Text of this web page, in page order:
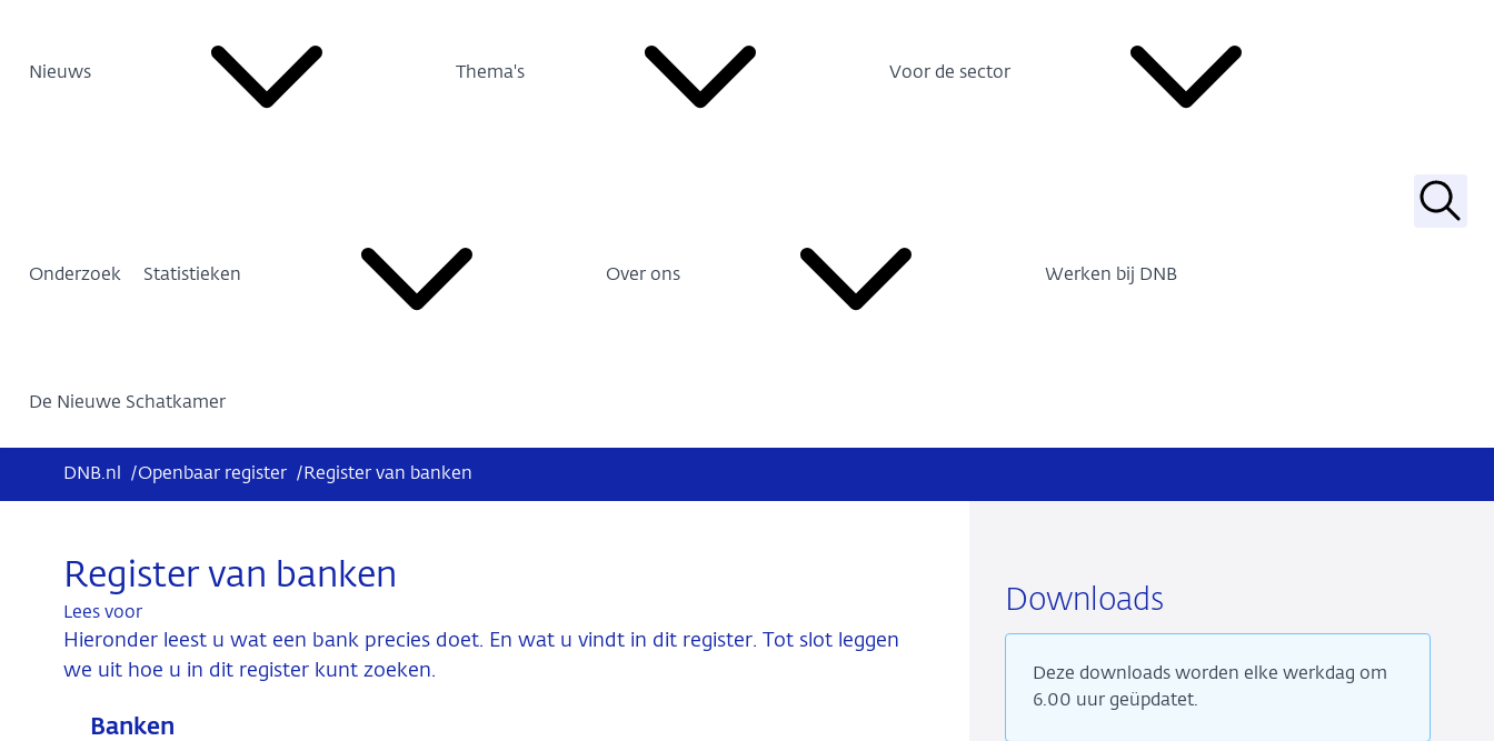
Nieuws Thema's Voor de sector
Onderzoek Statistieken Over ons Werken bij DNB
De Nieuwe Schatkamer
Zoek
DNB.nl /Openbaar register / Register van banken
Register van banken
Lees voor
Hieronder leest u wat een bank precies doet. En wat u vindt in dit register. Tot slot leggen
we uit hoe u in dit register kunt zoeken.
Banken
Downloads
Deze downloads worden elke werkdag om
6.00 uur geüpdatet.